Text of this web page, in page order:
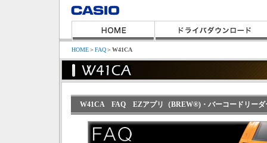
HOME＞FAQ＞W41CA
W41CA FAQ EZアプリ（BREW®)・バーコードリー